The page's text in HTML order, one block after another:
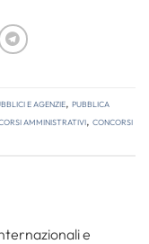
e agenzie, Pubblica
amministrativi, concorsi
e